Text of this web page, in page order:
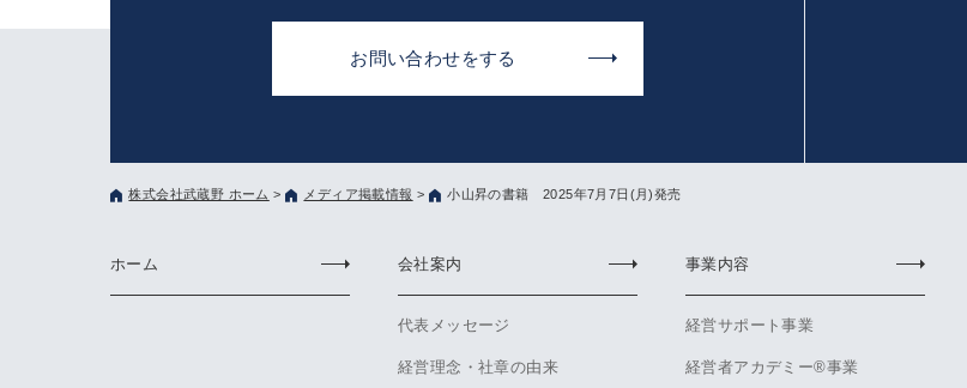
お問い合わせをする
株式会社武蔵野 ホーム > メディア掲載情報 > 小山昇の書籍 2025年7月7日(月)発売
ホーム 会社案内
代表メッセージ
経営理念・社章の由来
事業内容
経営サポート事業
経営者アカデミー®事業